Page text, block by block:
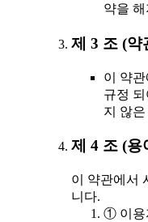
약을
제 3 조 (약
이 약
규정
지 않
제 4 조 (용
이 약관에서
니다.
① 이용